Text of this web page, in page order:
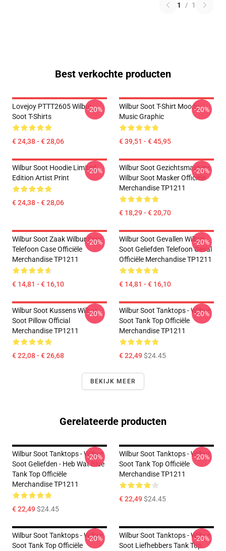
1 / 1
Best verkochte producten
Lovejoy PTTT2605 Wilbur
Soot T-Shirts
€ 24,38 - € 28,06
-20%
Wilbur Soot T-Shirt Moody
Music Graphic
€ 39,51 - € 45,95
-20%
Wilbur Soot Hoodie Limited
Edition Artist Print
€ 24,38 - € 28,06
-20%
Wilbur Soot Gezichtsmaskers.
Wilbur Soot Masker Officiële
Merchandise TP1211
€ 18,29 - € 20,70
-20%
Wilbur Soot Zaak Wilbur Soot
Telefoon Case Officiële
Merchandise TP1211
€ 14,81 - € 16,10
-20%
Wilbur Soot Gevallen Wilbur
Soot Geliefden Telefoon Geval
Officiële Merchandise TP1211
€ 14,81 - € 16,10
-20%
Wilbur Soot Kussens Wilbur
Soot Pillow Official
Merchandise TP1211
€ 22,08 - € 26,68
-20%
Wilbur Soot Tanktops - Wilbur
Soot Tank Top Officiële
Merchandise TP1211
€ 22,49$24.45
-20%
BEKIJK MEER
Gerelateerde producten
Wilbur Soot Tanktops - Wilbur
Soot Geliefden - Heb Wat Blue
Tank Top Officiële
Merchandise TP1211
€ 22,49$24.45
-20%
Wilbur Soot Tanktops - Wilbur
Soot Tank Top Officiële
Merchandise TP1211
€ 22,49$24.45
-20%
Wilbur Soot Tanktops - Wilbur
Soot Tank Top Officiële
-20%
Wilbur Soot Tanktops - Wilbur
Soot Liefhebbers Tank Top
-20%